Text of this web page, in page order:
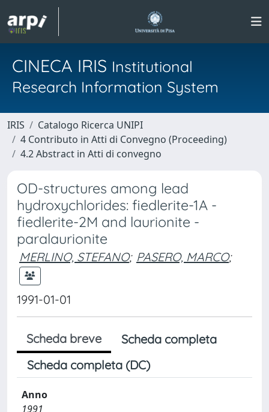
CINECA IRIS Institutional
Research Information System
IRIS
Catalogo Ricerca UNIPI
4 Contributo in Atti di Convegno (Proceeding)
4.2 Abstract in Atti di convegno
OD-structures among lead
hydroxychlorides: fiedlerite-1A -
fiedlerite-2M and laurionite -
paralaurionite
MERLINO, STEFANO; PASERO, MARCO;
1991-01-01
Scheda breve
Scheda completa
Scheda completa (DC)
Anno
1991